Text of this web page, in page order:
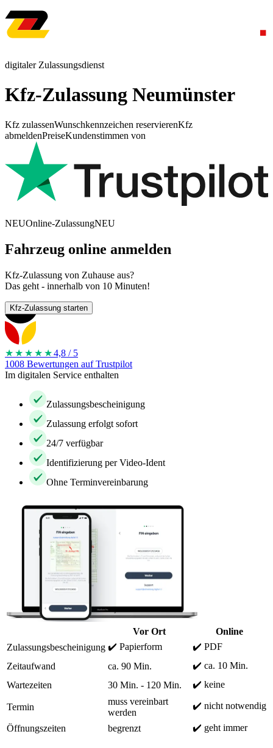
digitaler Zulassungsdienst
Kfz-Zulassung Neumünster
Kfz zulassenWunschkennzeichen reservierenKfz
abmeldenPreiseKundenstimmen von
NEUOnline-ZulassungNEU
Fahrzeug online anmelden
Kfz-Zulassung von Zuhause aus?
Das geht - innerhalb von 10 Minuten!
Kfz-Zulassung starten
★★★★ ★4,8 / 5
1008 Bewertungen auf Trustpilot
Im digitalen Service enthalten
Zulassungsbescheinigung
Zulassung erfolgt sofort
24/7 verfügbar
Identifizierung per Video-Ident
Ohne Terminvereinbarung
Vor Ort
Online
Zulassungsbescheinigung ✔️ Papierform
✔️ PDF
Zeitaufwand
ca. 90 Min.
✔️ ca. 10 Min.
Wartezeiten
30 Min. - 120 Min. ✔️ keine
Termin
muss vereinbart
werden
✔️ nicht notwendig
Öffnungszeiten begrenzt ✔️ geht immer